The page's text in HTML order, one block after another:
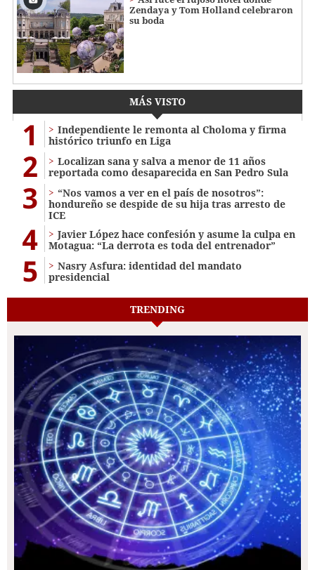
Zendaya y Tom Holland celebraron
su boda
MÁS VISTO
1
Independiente le remonta al Choloma y firma
histórico triunfo en Liga
2
Localizan sana y salva a menor de 11 años
reportada como desaparecida en San Pedro Sula
3
“Nos vamos a ver en el país de nosotros”:
hondureño se despide de su hija tras arresto de
ICE
4
Javier López hace confesión y asume la culpa en
Motagua: “La derrota es toda del entrenador”
5
Nasry Asfura: identidad del mandato
presidencial
TRENDING